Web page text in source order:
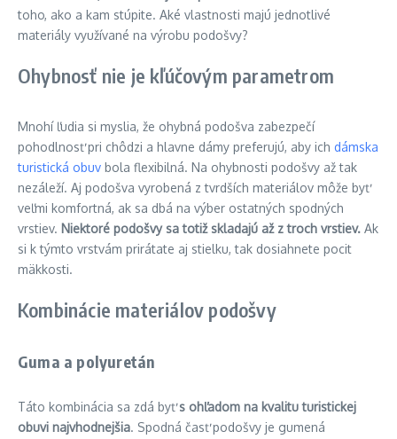
toho, ako a kam stúpite. Aké vlastnosti majú jednotlivé
materiály využívané na výrobu podošvy?
Ohybnosť nie je kľúčovým parametrom
Mnohí ľudia si myslia, že ohybná podošva zabezpečí
pohodlnosť pri chôdzi a hlavne dámy preferujú, aby ich dámska
turistická obuv bola flexibilná. Na ohybnosti podošvy až tak
nezáleží. Aj podošva vyrobená z tvrdších materiálov môže byť
veľmi komfortná, ak sa dbá na výber ostatných spodných
vrstiev. Niektoré podošvy sa totiž skladajú až z troch vrstiev. Ak
si k týmto vrstvám prirátate aj stielku, tak dosiahnete pocit
mäkkosti.
Kombinácie materiálov podošvy
Guma a polyuretán
Táto kombinácia sa zdá byťs ohľadom na kvalitu turistickej
obuvi najvhodnejšia. Spodná časť podošvy je gumená